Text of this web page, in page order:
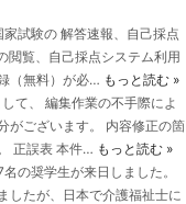
試験の 解答速報、自己採点
閲覧、自己採点システム利用
（無料）が必… もっと読む »
て、 編集作業の不手際によ
がございます。 内容修正の箇
正誤表 本件… もっと読む »
の奨学生が来日しました。
したが、日本で介護福祉士に